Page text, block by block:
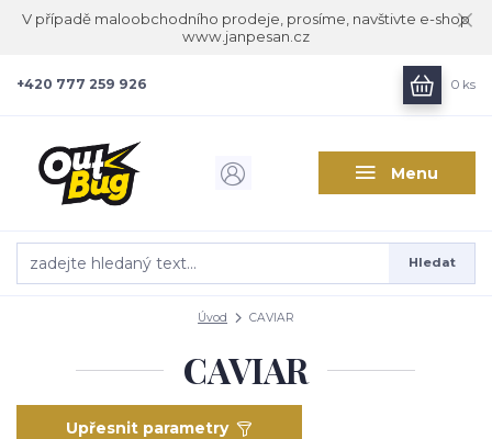
V případě maloobchodního prodeje, prosíme, navštivte e-shop
www.janpesan.cz
Menu
Hledat
+420 777 259 926 0 ks
Úvod CAVIAR
CAVIAR
Upřesnit parametry